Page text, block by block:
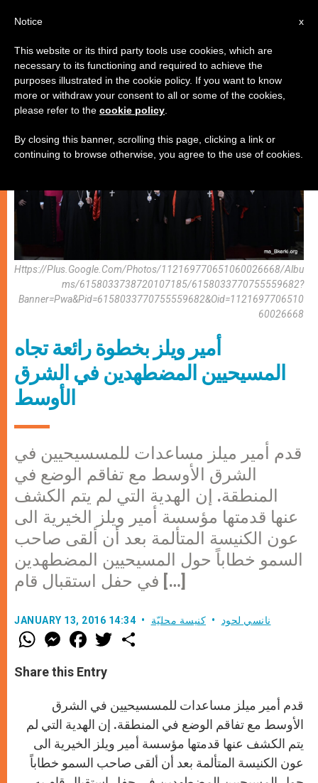
كنيسة محليّة
Https://plus.google.com/photos/112169770651060026668/albu
Ms/6158033738720107185/6158033770755559682?
Banner=pwa&pid=6158033770755559682&oid=1121697706510
60026668
أمير ويلز بخطوة رائعة تجاه
المسيحيين المضطهدين في الشرق
الأوسط
قدم أمير ميلز مساعدات للمسسيحيين في
الشرق الأوسط مع تفاقم الوضع في
المنطقة. إن الهدية التي لم يتم الكشف
عنها قدمتها مؤسسة أمير ويلز الخيرية الى
عون الكنيسة المتألمة بعد أن ألقى صاحب
السمو خطاباً حول المسيحيين المضطهدين
في حفل استقبال قام […]
JANUARY 13, 2016 14:34 نانسي لحود كنيسة محليّة
W
h
t
s
M
e
s
e
e
r
F
a
e
b
k
w
Share this Entry
قدم أمير ميلز مساعدات للمسسيحيين في الشرق
الأوسط مع تفاقم الوضع في المنطقة. إن الهدية التي لم
يتم الكشف عنها قدمتها مؤسسة أمير ويلز الخيرية الى
عون الكنيسة المتألمة بعد أن ألقى صاحب السمو خطاباً
x
Notice
This website or its third party tools use cookies, which are
necessary to its functioning and required to achieve the
purposes illustrated in the cookie policy. If you want to know
more or withdraw your consent to all or some of the cookies,
please refer to the cookie policy
By closing this banner, scrolling this page, clicking a link or
continuing to browse otherwise, you agree to the use of cookies.